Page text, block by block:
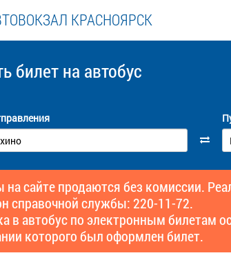
КРАСНОЯРСК
билет на автобус
на сайте продаются без комиссии.
справочной службы: 220-11-72.
в автобус по электронным билетам
которого был оформлен билет.